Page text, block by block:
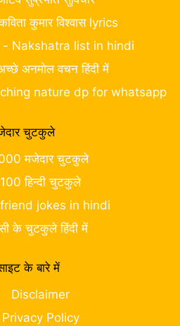
कुमार विश्वास lyrics
- Nakshatra list in hindi
अनमोल वचन हिंदी में
nature dp for whatsapp
चुटकुले
मजेदार चुटकुले
100 हिन्दी चुटकुले
jokes in hindi
के चुटकुले हिंदी में
के बारे में
Disclaimer
Privacy Policy